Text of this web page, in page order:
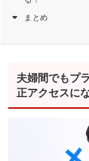
まとめ
夫婦間でもプ
正アクセスに